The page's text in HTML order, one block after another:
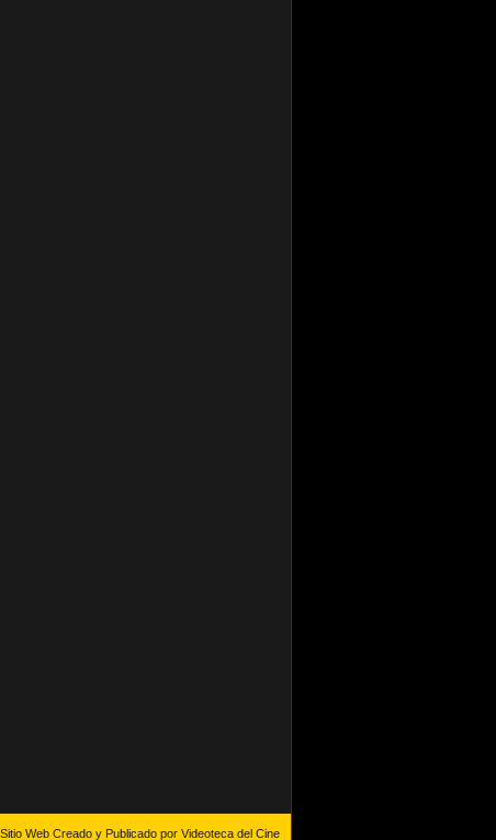
Sitio Web Creado y Publicado por Videoteca del Cine